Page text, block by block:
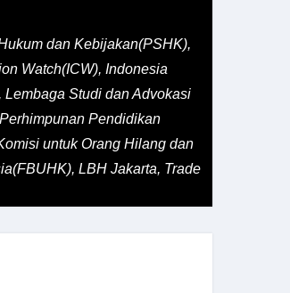
dan Kebijakan(PSHK),
Watch(ICW), Indonesia
Studi dan Advokasi
Pendidikan
untuk Orang Hilang dan
LBH Jakarta, Trade